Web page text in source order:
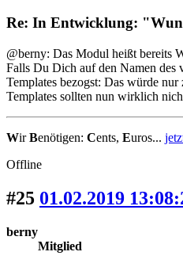
Re: In Entwicklung:
@berny: Das Modul heißt bereits
Falls Du Dich auf den Namen des
Templates bezogst: Das würde
Templates sollten nun wirklich
WirBenötigen: Cents, Euros...
Offline
#25 01.02.2019
berny
Mitglied